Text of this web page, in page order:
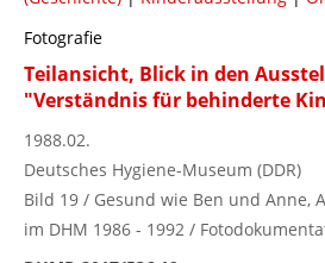
Fotografie
Teilansicht, Blick in den
"Verständnis für behinderte
1988.02.
Deutsches Hygiene-Museum (DDR)
Bild 19 / Gesund wie Ben und Anne,
im DHM 1986 - 1992 /